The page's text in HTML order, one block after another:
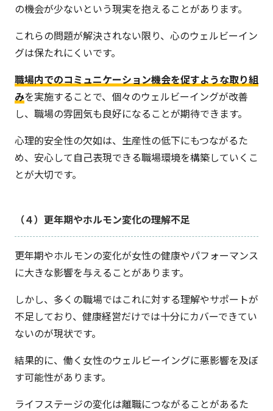
の機会が少ないという現実を抱えることがあります。
これらの問題が解決されない限り、心のウェルビーイン
グは保たれにくいです。
職場内でのコミュニケーション機会を促すような取り組
みを実施することで、個々のウェルビーイングが改善
し、職場の雰囲気も良好になることが期待できます。
心理的安全性の欠如は、生産性の低下にもつながるた
め、安心して自己表現できる職場環境を構築していくこ
とが大切です。
（４）更年期やホルモン変化の理解不足
更年期やホルモンの変化が女性の健康やパフォーマンス
に大きな影響を与えることがあります。
しかし、多くの職場ではこれに対する理解やサポートが
不足しており、健康経営だけでは十分にカバーできてい
ないのが現状です。
結果的に、働く女性のウェルビーイングに悪影響を及ぼ
す可能性があります。
ライフステージの変化は離職につながることがあるた